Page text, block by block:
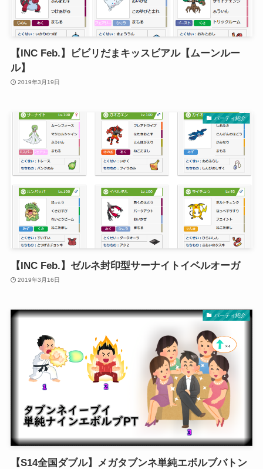
【INC Feb.】ビビリだまキッスビアル【ムーンルー
ル】
2019年3月19日
パーティ紹介
【INC Feb.】ゼルネ封印型サーナイトイベルオーガ
2019年3月16日
パーティ紹介
【S14全国ダブル】メガタブンネ単純エボルブバトン